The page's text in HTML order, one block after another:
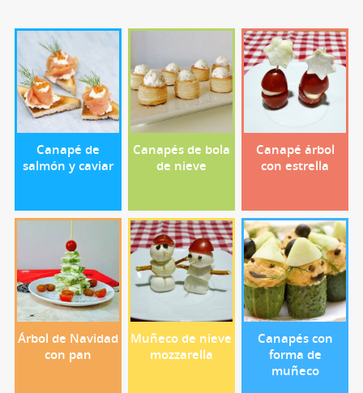
Canapé de
salmón y caviar
Canapés de bola
de nieve
Canapé árbol
con estrella
Árbol de Navidad
con pan
Muñeco de nieve
mozzarella
Canapés con
forma de
muñeco